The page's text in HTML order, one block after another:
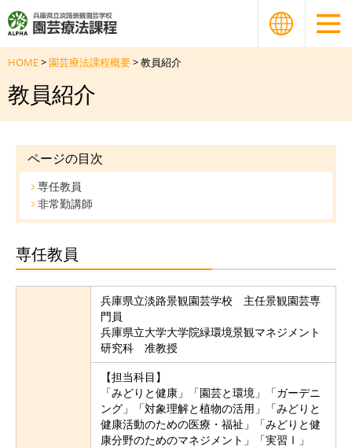
HOME>園芸療法課程概要> 教員紹介
教員紹介
ページの目次
専任教員
非常勤講師
専任教員
兵庫県立淡路景観園芸学校 主任景観園芸専
門員
兵庫県立大学大学院緑環境景観マネジメント
研究科 准教授
【担当科目】
「みどりと健康」「園芸と環境」「ガーデニ
ング」「対象理解と植物の活用」「みどりと
健康活動のための医療・福祉」「みどりと健
康分野のためのマネジメント」「実習Ⅰ」